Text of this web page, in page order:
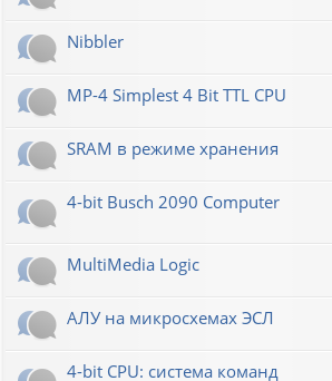
Nibbler
MP-4 Simplest 4 Bit TTL CPU
SRAM в режиме хранения
4-bit Busch 2090 Computer
MultiMedia Logic
АЛУ на микросхемах ЭСЛ
4-bit CPU: система команд